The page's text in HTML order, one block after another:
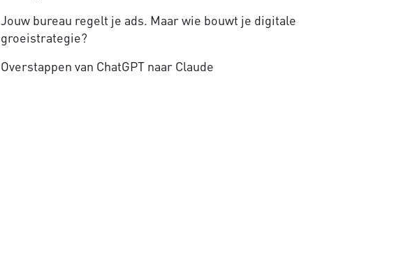
Jouw bureau regelt je ads. Maar wie bouwt je digitale
groeistrategie?
Overstappen van ChatGPT naar Claude